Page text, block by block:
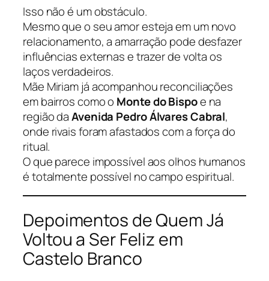
Isso não é um obstáculo.
Mesmo que o seu amor esteja em um novo
relacionamento, a amarração pode desfazer
influências externas e trazer de volta os
laços verdadeiros.
Mãe Miriam já acompanhou reconciliações
em bairros como o Monte do Bispoe na
região daAvenida Pedro Álvares Cabral,
onde rivais foram afastados com a força do
ritual.
O que parece impossível aos olhos humanos
é totalmente possível no campo espiritual.
Depoimentos de Quem Já
Voltou a Ser Feliz em
Castelo Branco